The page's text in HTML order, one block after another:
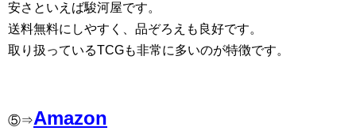
安さといえば駿河屋です。
送料無料にしやすく、品ぞろえも良好です。
取り扱っているTCGも非常に多いのが特徴です。
⑤⇒Amazon